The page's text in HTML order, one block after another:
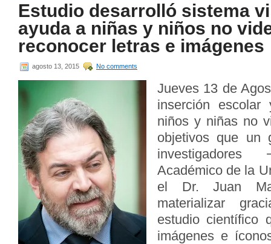
Estudio desarrolló sistema
ayuda a niñas y niños no
reconocer letras e imágenes
agosto 13, 2015 No comments
Jueves 13 de
inserción
niños y niñas no
objetivos que un
Académico de la
el Dr. Juan
materializar
estudio científico
imágenes e